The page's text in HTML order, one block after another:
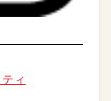
ィ